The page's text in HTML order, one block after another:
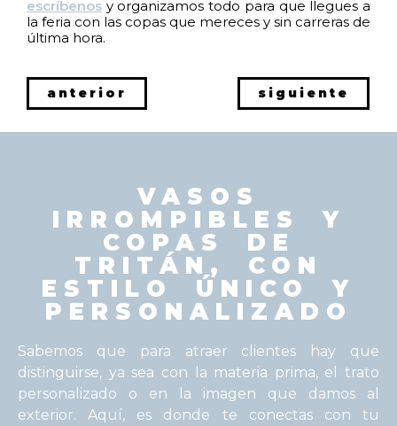
escríbenos y organizamos todo para que llegues a
la feria con las copas que mereces y sin carreras de
última hora.
anterior siguiente
VASOS
IRROMPIBLES Y
COPAS DE
TRITÁN, CON
ESTILO ÚNICO Y
PERSONALIZADO
Sabemos que para atraer clientes hay que
distinguirse, ya sea con la materia prima, el trato
personalizado o en la imagen que damos al
exterior. Aquí, es donde te conectas con tu